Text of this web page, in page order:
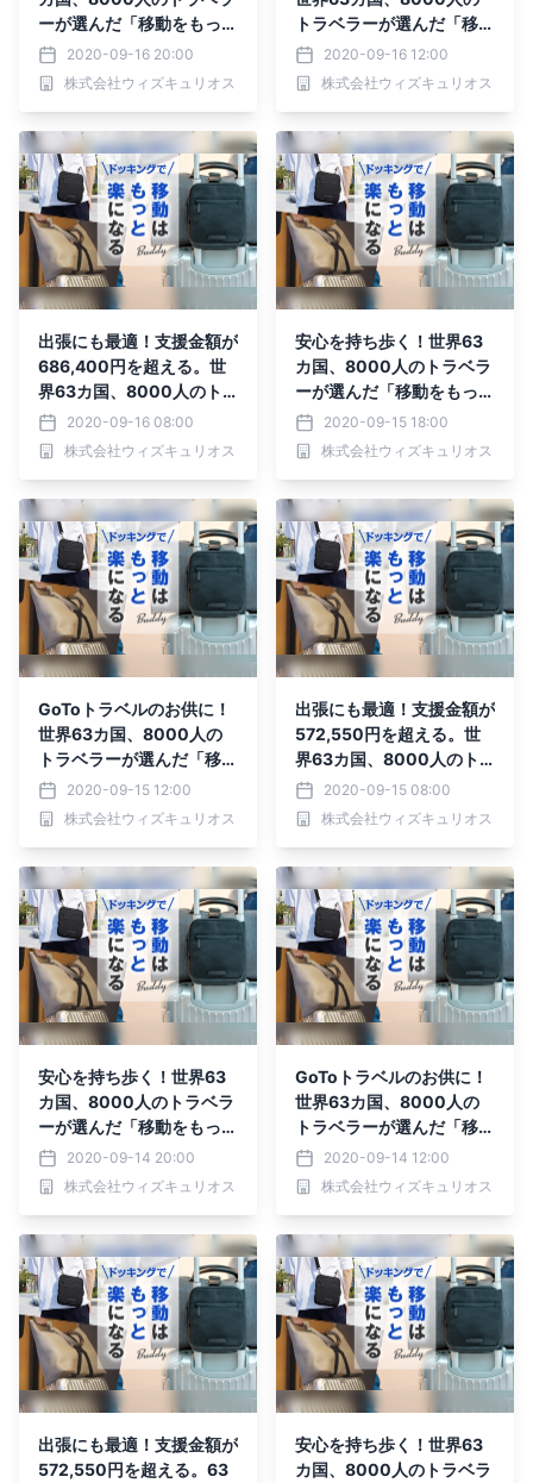
ーが選んだ「移動をもっと
楽にする」バッグがMaku
akeにて先行予約受付
中！！
2020-09-16 20:00
株式会社ウィズキュリオス
トラベラーが選んだ「移動
をもっと楽にする」バッグ
がMakuakeにて先行予約
受付中！！
2020-09-16 12:00
株式会社ウィズキュリオス
出張にも最適！支援金額が
686,400円を超える。世
界63カ国、8000人のト
ラベラーが選んだ「移動を
もっと楽にする」バッグ
先行予約受付中！
2020-09-16 08:00
株式会社ウィズキュリオス
安心を持ち歩く！世界63
カ国、8000人のトラベラ
ーが選んだ「移動をもっと
楽にする」バッグがMaku
akeにて先行予約受付
中！！
2020-09-15 18:00
株式会社ウィズキュリオス
GoToトラベルのお供に！
世界63カ国、8000人の
トラベラーが選んだ「移動
をもっと楽にする」バッグ
がMakuakeにて先行予約
受付中！！
2020-09-15 12:00
株式会社ウィズキュリオス
出張にも最適！支援金額が
572,550円を超える。世
界63カ国、8000人のト
ラベラーが選んだ「移動を
もっと楽にする」バッグ
先行予約受付中！
2020-09-15 08:00
株式会社ウィズキュリオス
安心を持ち歩く！世界63
カ国、8000人のトラベラ
ーが選んだ「移動をもっと
楽にする」バッグがMaku
akeにて先行予約受付
中！！
2020-09-14 20:00
株式会社ウィズキュリオス
GoToトラベルのお供に！
世界63カ国、8000人の
トラベラーが選んだ「移動
をもっと楽にする」バッグ
がMakuakeにて先行予約
受付中！！
2020-09-14 12:00
株式会社ウィズキュリオス
出張にも最適！支援金額が
572,550円を超える。63
安心を持ち歩く！世界63
カ国、8000人のトラベラ